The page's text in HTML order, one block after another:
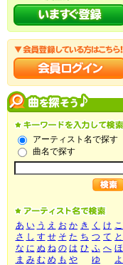
アーティスト名で探す
曲名で探す
あ い う え お か き く け こ
さ し す せ そ た ち つ て と
な に ぬ ね の は ひ ふ へ ほ
ま み む め も や ゆ
よ